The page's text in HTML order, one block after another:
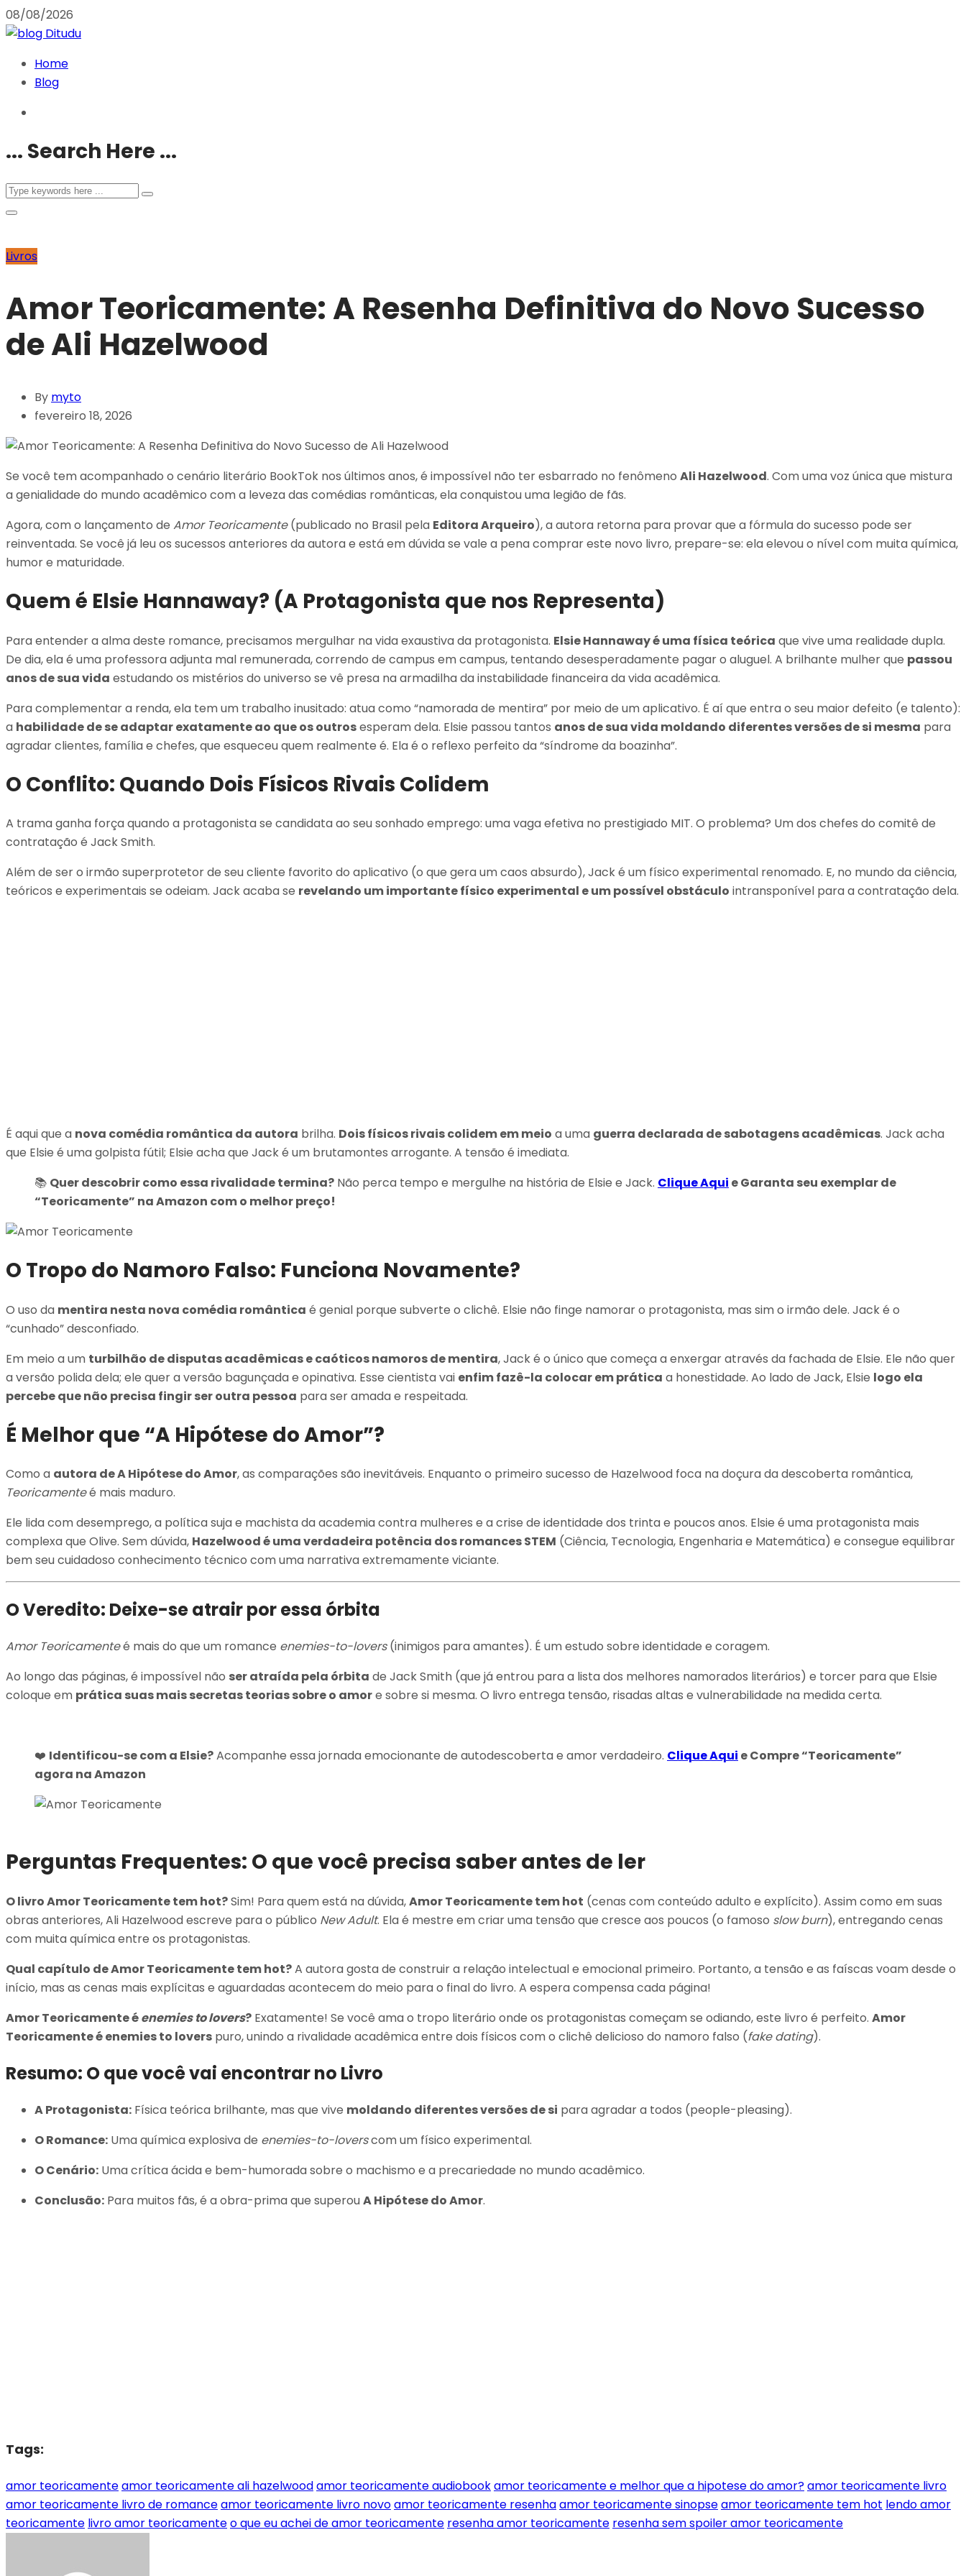
08/08/2026
Home
Blog
... Search Here ...
Livros
Amor Teoricamente: A Resenha Definitiva do Novo Sucesso
de Ali Hazelwood
By myto
fevereiro 18, 2026
Se você tem acompanhado o cenário literário BookTok nos últimos anos, é impossível não ter esbarrado no fenômeno Ali Hazelwood. Com uma voz única que mistura
a genialidade do mundo acadêmico com a leveza das comédias românticas, ela conquistou uma legião de fãs.
Agora, com o lançamento de Amor Teoricamente(publicado no Brasil pela Editora Arqueiro), a autora retorna para provar que a fórmula do sucesso pode ser
reinventada. Se você já leu os sucessos anteriores da autora e está em dúvida se vale a pena comprar este novo livro, prepare-se: ela elevou o nível com muita química,
humor e maturidade.
Quem é Elsie Hannaway? (A Protagonista que nos Representa)
Para entender a alma deste romance, precisamos mergulhar na vida exaustiva da protagonista. Elsie Hannaway é uma física teórica que vive uma realidade dupla.
De dia, ela é uma professora adjunta mal remunerada, correndo de campus em campus, tentando desesperadamente pagar o aluguel. A brilhante mulher que passou
anos de sua vida estudando os mistérios do universo se vê presa na armadilha da instabilidade financeira da vida acadêmica.
Para complementar a renda, ela tem um trabalho inusitado: atua como “namorada de mentira” por meio de um aplicativo. É aí que entra o seu maior defeito (e talento):
a habilidade de se adaptar exatamente ao que os outrosesperam dela. Elsie passou tantos anos de sua vida moldando diferentes versões de si mesma para
agradar clientes, família e chefes, que esqueceu quem realmente é. Ela é o reflexo perfeito da “síndrome da boazinha”.
O Conflito: Quando Dois Físicos Rivais Colidem
A trama ganha força quando a protagonista se candidata ao seu sonhado emprego: uma vaga efetiva no prestigiado MIT. O problema? Um dos chefes do comitê de
contratação é Jack Smith.
Além de ser o irmão superprotetor de seu cliente favorito do aplicativo (o que gera um caos absurdo), Jack é um físico experimental renomado. E, no mundo da ciência,
teóricos e experimentais se odeiam. Jack acaba se revelando um importante físico experimental e um possível obstáculo intransponível para a contratação dela.
É aqui que a nova comédia romântica da autora brilha. Dois físicos rivais colidem em meio a uma guerra declarada de sabotagens acadêmicas. Jack acha
que Elsie é uma golpista fútil; Elsie acha que Jack é um brutamontes arrogante. A tensão é imediata.
📚 Quer descobrir como essa rivalidade termina? Não perca tempo e mergulhe na história de Elsie e Jack. Clique Aqui e Garanta seu exemplar de
“Teoricamente” na Amazon com o melhor preço!
O Tropo do Namoro Falso: Funciona Novamente?
O uso da mentira nesta nova comédia romântica é genial porque subverte o clichê. Elsie não finge namorar o protagonista, mas sim o irmão dele. Jack é o
“cunhado” desconfiado.
Em meio a um turbilhão de disputas acadêmicas e caóticos namoros de mentira, Jack é o único que começa a enxergar através da fachada de Elsie. Ele não quer
a versão polida dela; ele quer a versão bagunçada e opinativa. Esse cientista vai enfim fazê-la colocar em prática a honestidade. Ao lado de Jack, Elsie logo ela
percebe que não precisa fingir ser outra pessoa para ser amada e respeitada.
É Melhor que “A Hipótese do Amor”?
Como a autora de A Hipótese do Amor, as comparações são inevitáveis. Enquanto o primeiro sucesso de Hazelwood foca na doçura da descoberta romântica,
Teoricamenteé mais maduro.
Ele lida com desemprego, a política suja e machista da academia contra mulheres e a crise de identidade dos trinta e poucos anos. Elsie é uma protagonista mais
complexa que Olive. Sem dúvida, Hazelwood é uma verdadeira potência dos romances STEM (Ciência, Tecnologia, Engenharia e Matemática) e consegue equilibrar
bem seu cuidadoso conhecimento técnico com uma narrativa extremamente viciante.
O Veredito: Deixe-se atrair por essa órbita
Amor Teoricamenteé mais do que um romance enemies-to-lovers(inimigos para amantes). É um estudo sobre identidade e coragem.
Ao longo das páginas, é impossível não ser atraída pela órbita de Jack Smith (que já entrou para a lista dos melhores namorados literários) e torcer para que Elsie
coloque em prática suas mais secretas teorias sobre o amore sobre si mesma. O livro entrega tensão, risadas altas e vulnerabilidade na medida certa.
❤️ Identificou-se com a Elsie?Acompanhe essa jornada emocionante de autodescoberta e amor verdadeiro. Clique Aqui e Compre “Teoricamente”
agora na Amazon
Perguntas Frequentes: O que você precisa saber antes de ler
O livro Amor Teoricamente tem hot?Sim! Para quem está na dúvida,Amor Teoricamente tem hot (cenas com conteúdo adulto e explícito). Assim como em suas
obras anteriores, Ali Hazelwood escreve para o público New Adult. Ela é mestre em criar uma tensão que cresce aos poucos (o famoso slow burn), entregando cenas
com muita química entre os protagonistas.
Qual capítulo de Amor Teoricamente tem hot?A autora gosta de construir a relação intelectual e emocional primeiro. Portanto, a tensão e as faíscas voam desde o
início, mas as cenas mais explícitas e aguardadas acontecem do meio para o final do livro. A espera compensa cada página!
Amor Teoricamente éenemies to lovers? Exatamente! Se você ama o tropo literário onde os protagonistas começam se odiando, este livro é perfeito. Amor
Teoricamente é enemies to lovers puro, unindo a rivalidade acadêmica entre dois físicos com o clichê delicioso do namoro falso (fake dating).
Resumo: O que você vai encontrar no Livro
A Protagonista: Física teórica brilhante, mas que vive moldando diferentes versões de si para agradar a todos (people-pleasing).
O Romance: Uma química explosiva de enemies-to-loverscom um físico experimental.
O Cenário: Uma crítica ácida e bem-humorada sobre o machismo e a precariedade no mundo acadêmico.
Conclusão: Para muitos fãs, é a obra-prima que superouA Hipótese do Amor.
Tags:
amor teoricamenteamor teoricamente ali hazelwoodamor teoricamente audiobookamor teoricamente e melhor que a hipotese do amor?amor teoricamente livro
amor teoricamente livro de romanceamor teoricamente livro novoamor teoricamente resenhaamor teoricamente sinopseamor teoricamente tem hot lendo amor
teoricamente livro amor teoricamenteo que eu achei de amor teoricamente resenha amor teoricamente resenha sem spoiler amor teoricamente